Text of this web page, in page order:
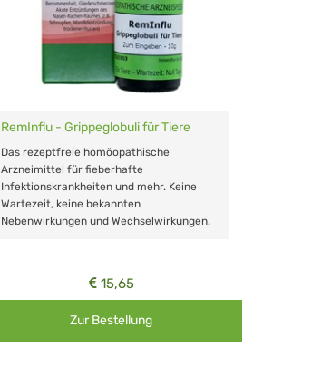
RemInflu - Grippeglobuli für Tiere
Das rezeptfreie homöopathische
Arzneimittel für fieberhafte
Infektionskrankheiten und mehr. Keine
Wartezeit, keine bekannten
Nebenwirkungen und Wechselwirkungen.
15,65
Zur Bestellung